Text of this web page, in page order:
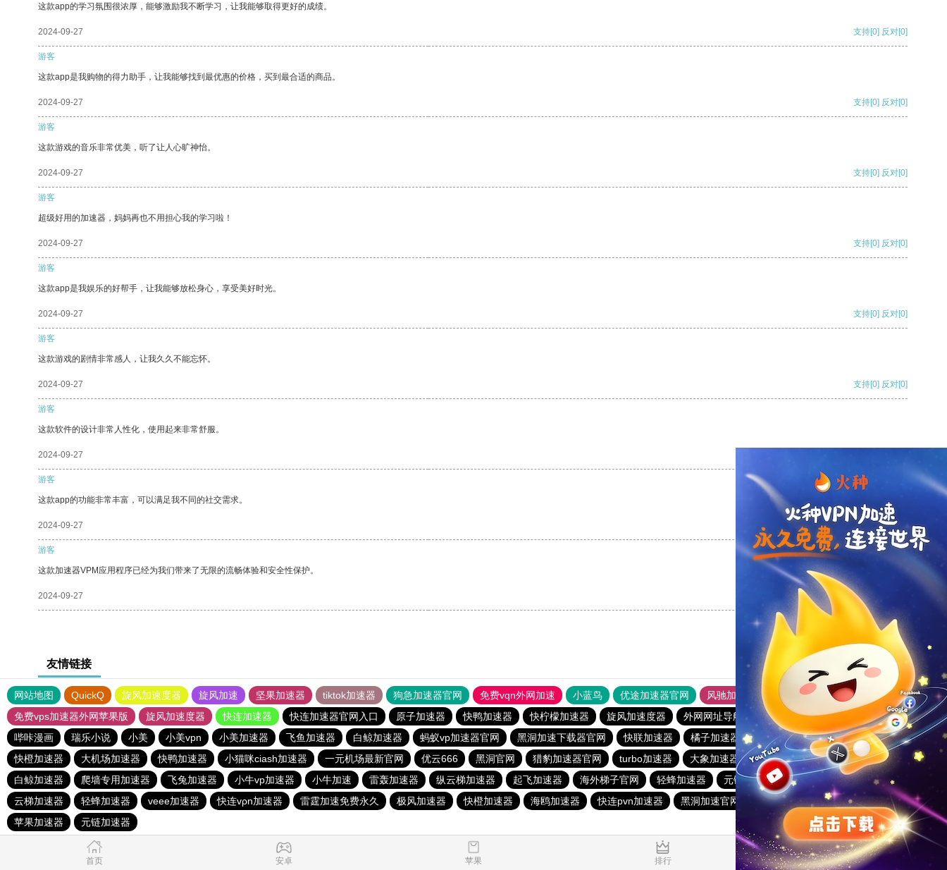
这款app的学习氛围很浓厚，能够激励我不断学习，让我能够取得更好的成绩。
2024-09-27 支持[0] 反对[0]
游客
这款app是我购物的得力助手，让我能够找到最优惠的价格，买到最合适的商品。
2024-09-27 支持[0] 反对[0]
游客
这款游戏的音乐非常优美，听了让人心旷神怡。
2024-09-27 支持[0] 反对[0]
游客
超级好用的加速器，妈妈再也不用担心我的学习啦！
2024-09-27 支持[0] 反对[0]
游客
这款app是我娱乐的好帮手，让我能够放松身心，享受美好时光。
2024-09-27 支持[0] 反对[0]
游客
这款游戏的剧情非常感人，让我久久不能忘怀。
2024-09-27 支持[0] 反对[0]
游客
这款软件的设计非常人性化，使用起来非常舒服。
2024-09-27
游客
这款app的功能非常丰富，可以满足我不同的社交需求。
2024-09-27 支持 [0] 反对 [0]
游客
这款加速器VPM应用程序已经为我们带来了无限的流畅体验和安全性保护。
2024-09-27 支持
友情链接
网站地图 QuickQ 旋风加速度器 旋风加速 坚果加速器 tiktok加速器 狗急加速器官网 免费vqn外网加速 小蓝鸟 优途加速器官网 风驰加速器
旋风加速器
免费vps加速器外网苹果版
旋风加速度器 快连加速器 快连加速器官网入口 原子加速器 快鸭加速器 快柠檬加速器 旋风加速度器 外网网址导航 软件中心 雷霆加速
狂飙加速器
哔咔漫画
瑞乐小说 小美 小美vpn 小美加速器 飞鱼加速器 白鲸加速器 蚂蚁vp加速器官网 黑洞加速下载器官网 快联加速器 橘子加速器 黑洞官方加速器
2023免费加速神器
快橙加速器
大机场加速器 快鸭加速器 小猫咪ciash加速器 一元机场最新官网 优云666 黑洞官网 猎豹加速器官网 turbo加速器 大象加速器 雷霆加速免费永久
橘子加速器
白鲸加速器
爬墙专用加速器 飞兔加速器 小牛vp加速器 小牛加速 雷轰加速器 纵云梯加速器 起飞加速器 海外梯子官网 轻蜂加速器 元链加速器 CC加速器
大象加速器
云梯加速器
轻蜂加速器 veee加速器 快连vρn加速器 雷霆加速免费永久 极风加速器 快橙加速器 海鸥加速器 快连pvn加速器 黑洞加速官网 白鲸加速器
十大免费网络加速神器
苹果加速器
元链加速器
首页 安卓 苹果 排行 推荐